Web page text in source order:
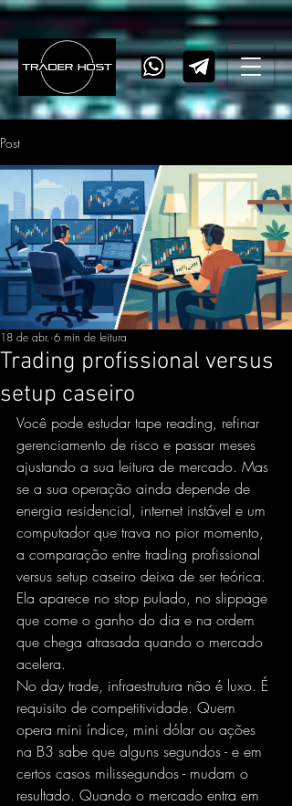
Post
Trading profissional versus
setup caseiro
18 de abr. 6 min de leitura
Você pode estudar tape reading, refinar
gerenciamento de risco e passar meses
ajustando a sua leitura de mercado. Mas
se a sua operação ainda depende de
energia residencial, internet instável e um
computador que trava no pior momento,
a comparação entre trading profissional
versus setup caseiro deixa de ser teórica.
Ela aparece no stop pulado, no slippage
que come o ganho do dia e na ordem
que chega atrasada quando o mercado
acelera.
No day trade, infraestrutura não é luxo. É
requisito de competitividade. Quem
opera mini índice, mini dólar ou ações
na B3 sabe que alguns segundos - e em
certos casos milissegundos - mudam o
resultado. Quando o mercado entra em